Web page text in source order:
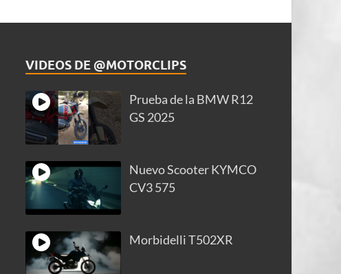
VIDEOS DE @MOTORCLIPS
Prueba de la BMW R12
GS 2025
Nuevo Scooter KYMCO
CV3 575
Morbidelli T502XR